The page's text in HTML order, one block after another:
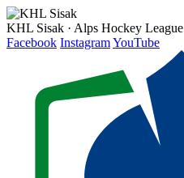
KHL Sisak · Alps Hockey League
Facebook InstagramYouTube